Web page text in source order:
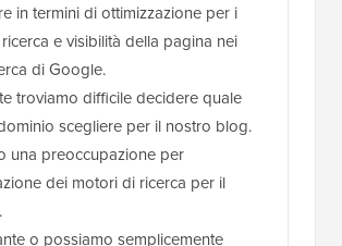
in termini di ottimizzazione per i
e visibilità della pagina nei
di Google.
troviamo difficile decidere quale
scegliere per il nostro blog.
una preoccupazione per
dei motori di ricerca per il
o possiamo semplicemente